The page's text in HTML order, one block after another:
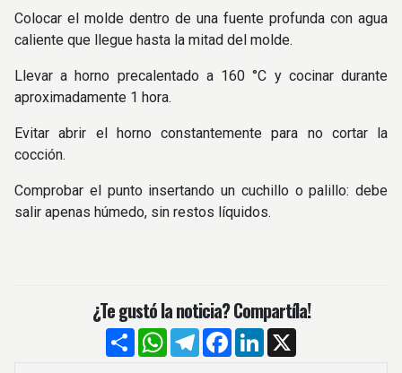
Colocar el molde dentro de una fuente profunda con agua
caliente que llegue hasta la mitad del molde.
Llevar a horno precalentado a 160 °C y cocinar durante
aproximadamente 1 hora.
Evitar abrir el horno constantemente para no cortar la
cocción.
Comprobar el punto insertando un cuchillo o palillo: debe
salir apenas húmedo, sin restos líquidos.
¿Te gustó la noticia? Compartíla!
CompartirWhatsApp
TelegramFacebook
LinkedIn